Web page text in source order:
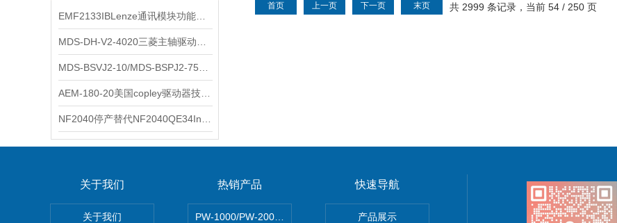
三碁
富士
安捷伦
尼利可
AMC驱动器
sss
共 2999 条记录，当前 54 / 250 页
首页 上一页 下一页 末页
关于我们
关于我们
热销产品
PW-1000/PW-2000MITSUHASHI三桥纠偏控制器现货
快速导航
产品展示